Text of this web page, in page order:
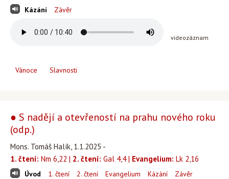
Kázání Závěr
videozáznam
Vánoce Slavnosti
● S nadějí a otevřeností na prahu nového roku
(odp.)
Mons. Tomáš Halík, 1.1.2025 -
1. čtení: Nm 6,22 | 2. čtení: Gal 4,4 | Evangelium: Lk 2,16
Úvod 1. čtení 2. čtení Evangelium Kázání Závěr